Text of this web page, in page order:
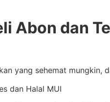
Abon dan
yang sehemat mungkin,
dan Halal MUI